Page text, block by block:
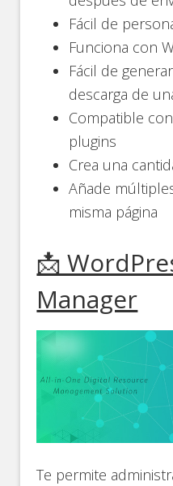
Fácil de
Funciona con
Fácil de
descarga de
Compatible
plugins
Crea una
Añade
misma página
📩
Manager
Te permite